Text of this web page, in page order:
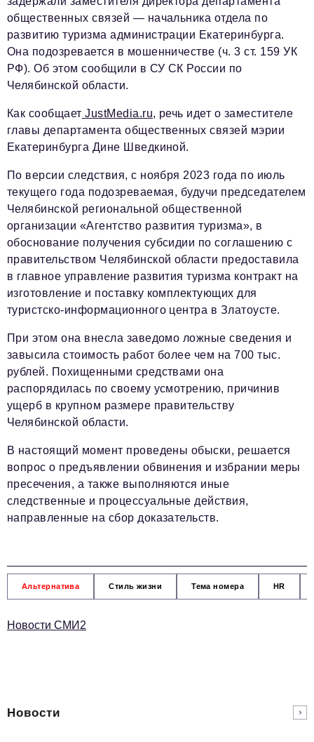
общественных связей — начальника отдела по
развитию туризма администрации Екатеринбурга.
Она подозревается в мошенничестве (ч. 3 ст. 159 УК
РФ). Об этом сообщили в СУ СК России по
Челябинской области.
Как сообщает JustMedia.ru, речь идет о заместителе
главы департамента общественных связей мэрии
Екатеринбурга Дине Шведкиной.
По версии следствия, с ноября 2023 года по июль
текущего года подозреваемая, будучи председателем
Челябинской региональной общественной
организации «Агентство развития туризма», в
обоснование получения субсидии по соглашению с
правительством Челябинской области предоставила
в главное управление развития туризма контракт на
изготовление и поставку комплектующих для
туристско-информационного центра в Златоусте.
При этом она внесла заведомо ложные сведения и
завысила стоимость работ более чем на 700 тыс.
рублей. Похищенными средствами она
распорядилась по своему усмотрению, причинив
ущерб в крупном размере правительству
Челябинской области.
В настоящий момент проведены обыски, решается
вопрос о предъявлении обвинения и избрании меры
пресечения, а также выполняются иные
следственные и процессуальные действия,
направленные на сбор доказательств.
Альтернатива Стиль жизни Тема номера HR
Новости СМИ2
Новости